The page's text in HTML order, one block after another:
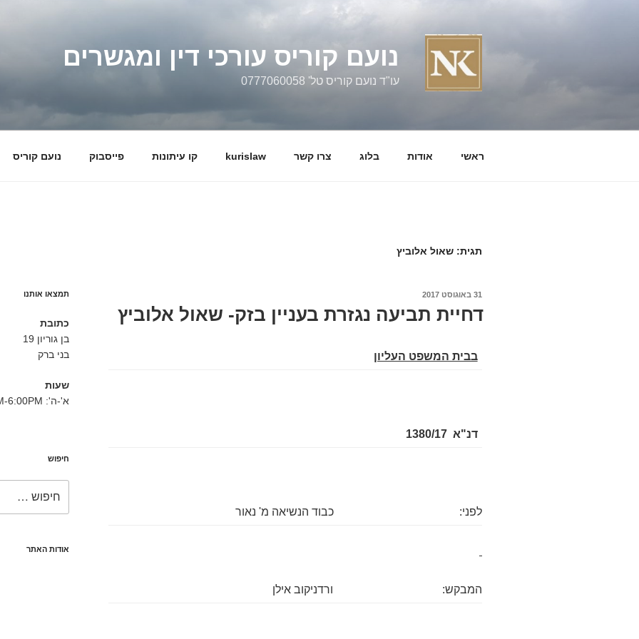
נועם קוריס עורכי דין ומגשרים
עו"ד נועם קוריס טל' 0777060058
ראשי אודות בלוג צרו קשר kurislaw קו עיתונות פייסבוק נועם קוריס
תגית: שאול אלוביץ
פורסם
31 באוגוסט 2017
דחיית תביעה נגזרת בעניין בזק- שאול אלוביץ
בבית המשפט העליון
דנ"א 1380/17
לפני: כבוד הנשיאה מ' נאור
המבקש: ורדניקוב אילן
תמצאו אותנו
כתובת
בן גוריון 19
בני ברק
שעות
א'-ה': 8:30AM-6:00PM
חיפוש
אודות האתר